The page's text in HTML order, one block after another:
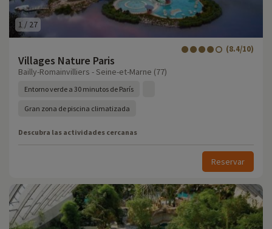
1 / 27
Villages Nature Paris
(8.4/10)
Bailly-Romainvilliers - Seine-et-Marne (77)
Entorno verde a 30 minutos de París
Gran zona de piscina climatizada
Descubra las actividades cercanas
Reservar